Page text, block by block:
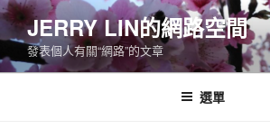
跳
至
主
要
JERRY LIN的網路空間
發表個人有關“網路”的文章
選單